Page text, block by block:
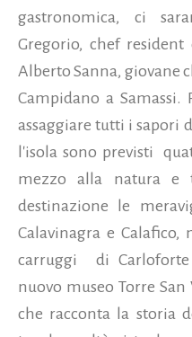
gastronomica, ci
Gregorio, chef
Alberto Sanna, giovane
Campidano a
assaggiare tutti i sapori
l'isola sono previsti
mezzo alla natura e
destinazione le
Calavinagra e Calafico,
carruggi
di
nuovo museo Torre
che racconta la storia